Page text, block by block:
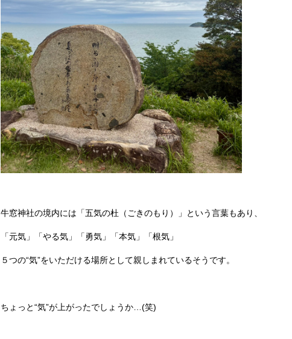
牛窓神社の境内には「五気の杜（ごきのもり）」という言葉もあり、
「元気」「やる気」「勇気」「本気」「根気」
５つの“気”をいただける場所として親しまれているそうです。
ちょっと“気”が上がったでしょうか…(笑)